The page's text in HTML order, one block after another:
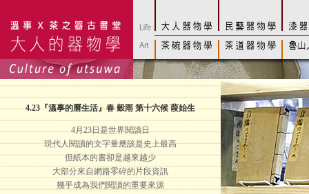
4.23『溫事的曆生活』春 穀雨 第十六候 葭始生
4月23日是世界閱讀日
現代人閱讀的文字量應該是史上最高
但紙本的書卻是越來越少
大部分來自網路零碎的片段資訊
幾乎成為我們閱讀的重要來源